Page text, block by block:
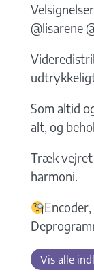
@lisarene
Som altid
alt, og
Træk vejret
harmoni.
Encoder,
Vis alle